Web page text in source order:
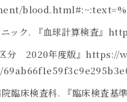
ック. 『血球計算検査』
分 2020年度版』 https://
臨床検査科. 『臨床検査基準